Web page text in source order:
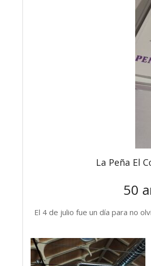
La Peña El
50
El 4 de julio fue un día para no